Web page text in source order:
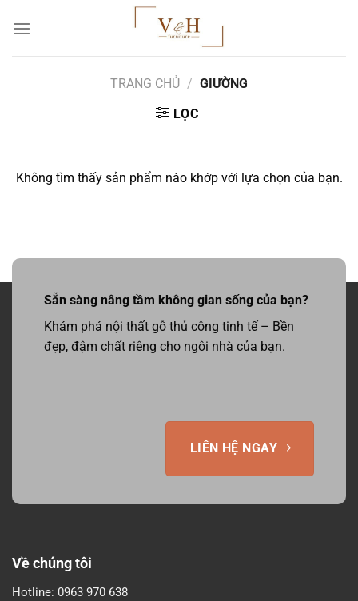
đến
TRANG CHỦ / GIƯỜNG
LỌC
Không tìm thấy sản phẩm nào khớp với lựa chọn của bạn.
Sẵn sàng nâng tầm không gian sống của bạn?
Khám phá nội thất gỗ thủ công tinh tế – Bền
đẹp, đậm chất riêng cho ngôi nhà của bạn.
LIÊN HỆ NGAY
Về chúng tôi
Hotline: 0963 970 638